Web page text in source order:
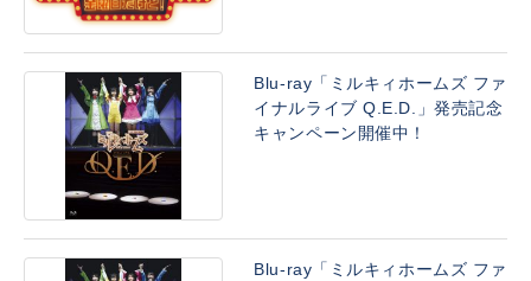
Blu-ray「ミルキィホームズ ファ
イナルライブ Q.E.D.」発売記念
キャンペーン開催中！
Blu-ray「ミルキィホームズ ファ